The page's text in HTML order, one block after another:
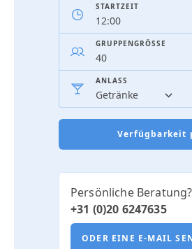
STARTZEIT
GRUPPENGRÖSSE
ANLASS
Verfügbarkeit
Persönliche Beratung?
+31 (0)20 6247635
ODER EINE E-MAIL